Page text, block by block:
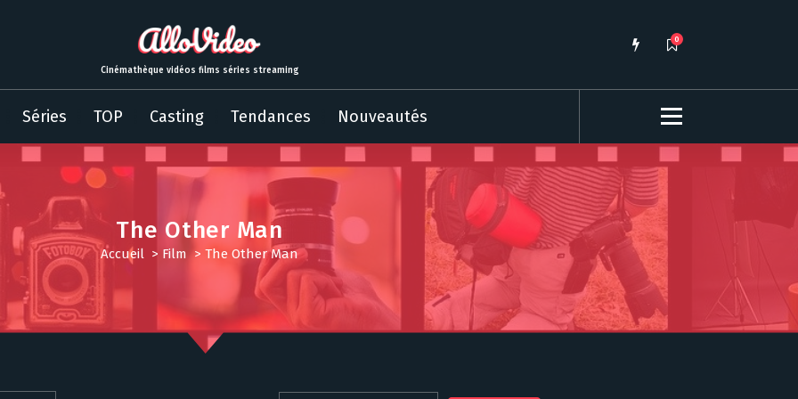
Cinémathèque vidéos films séries streaming
0
Séries TOP Casting Tendances Nouveautés
The Other Man
Accueil > Film > The Other Man